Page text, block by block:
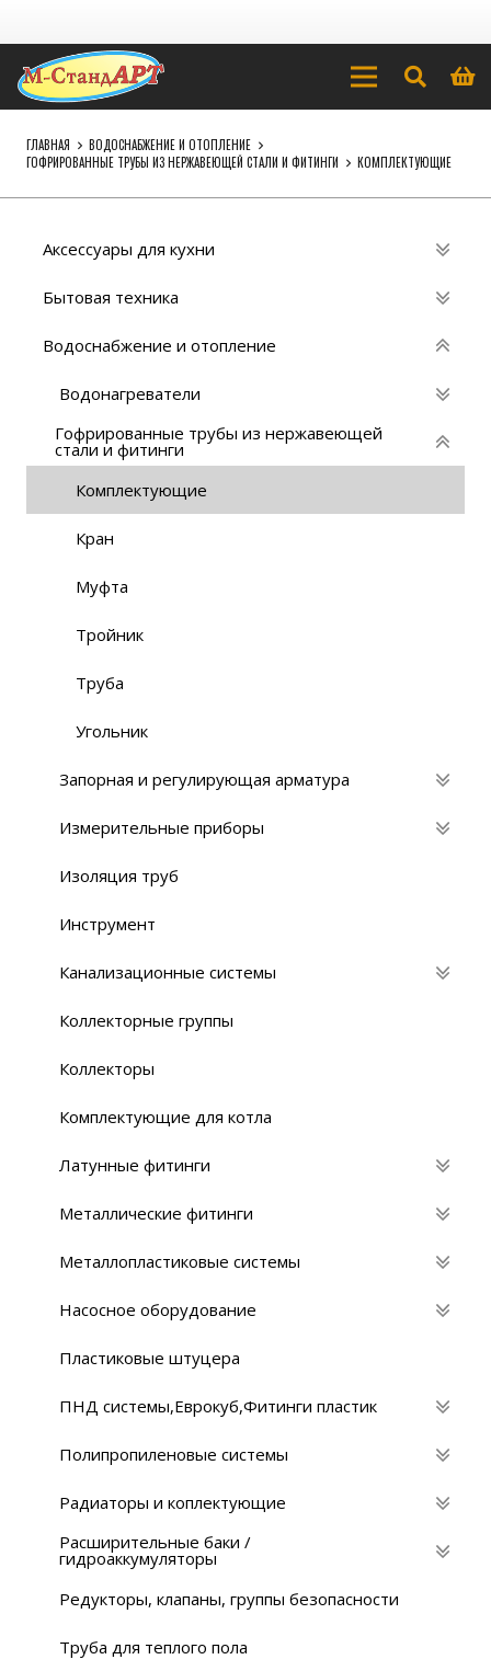
ГЛАВНАЯ
ВОДОСНАБЖЕНИЕ И ОТОПЛЕНИЕ
ГОФРИРОВАННЫЕ ТРУБЫ ИЗ НЕРЖАВЕЮЩЕЙ СТАЛИ И ФИТИНГИ
КОМПЛЕКТУЮЩИЕ
Аксессуары для кухни
Бытовая техника
Водоснабжение и отопление
Водонагреватели
Гофрированные трубы из нержавеющей
стали и фитинги
Комплектующие
Кран
Муфта
Тройник
Труба
Угольник
Запорная и регулирующая арматура
Измерительные приборы
Изоляция труб
Инструмент
Канализационные системы
Коллекторные группы
Коллекторы
Комплектующие для котла
Латунные фитинги
Металлические фитинги
Металлопластиковые системы
Насосное оборудование
Пластиковые штуцера
ПНД системы,Eврокуб,Фитинги пластик
Полипропиленовые системы
Радиаторы и коплектующие
Расширительные баки /
гидроаккумуляторы
Редукторы, клапаны, группы безопасности
Труба для теплого пола